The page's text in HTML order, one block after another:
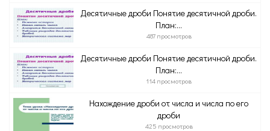
Десятичные дроби Понятие десятичной дроби.
План:...
487 просмотров
Десятичные дроби Понятие десятичной дроби.
План:...
114 просмотров
Нахождение дроби от числа и числа по его
дроби
425 просмотров